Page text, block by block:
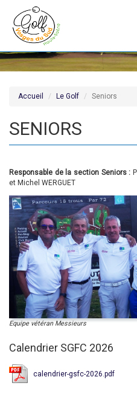
Accueil Le Golf Seniors
SENIORS
Responsable de la section Seniors :
et Michel WERGUET
Equipe vétéran Messieurs
Calendrier SGFC 2026
calendrier-gsfc-2026.pdf